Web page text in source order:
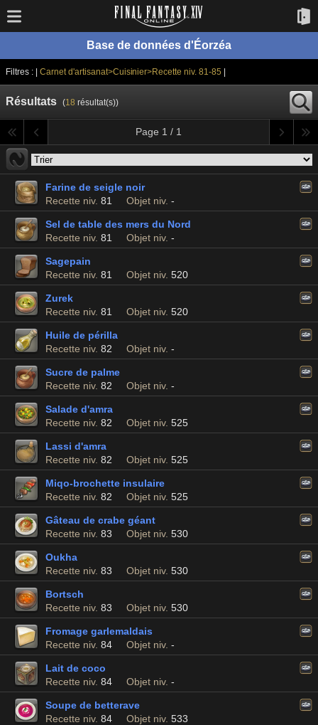
Base de données d'Éorzéa
Filtres : | Carnet d'artisanat>Cuisinier>Recette niv. 81-85
Résultats (18 résultat(s))
Page 1 / 1
Farine de seigle noir
Recette niv. 81 Objet niv. -
Sel de table des mers du Nord
Recette niv. 81 Objet niv. -
Sagepain
Recette niv. 81 Objet niv. 520
Zurek
Recette niv. 81 Objet niv. 520
Huile de périlla
Recette niv. 82 Objet niv. -
Sucre de palme
Recette niv. 82 Objet niv. -
Salade d'amra
Recette niv. 82 Objet niv. 525
Lassi d'amra
Recette niv. 82 Objet niv. 525
Miqo-brochette insulaire
Recette niv. 82 Objet niv. 525
Gâteau de crabe géant
Recette niv. 83 Objet niv. 530
Oukha
Recette niv. 83 Objet niv. 530
Bortsch
Recette niv. 83 Objet niv. 530
Fromage garlemaldais
Recette niv. 84 Objet niv. -
Lait de coco
Recette niv. 84 Objet niv. -
Soupe de betterave
Recette niv. 84 Objet niv. 533